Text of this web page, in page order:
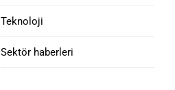
Teknoloji
Sektör haberleri